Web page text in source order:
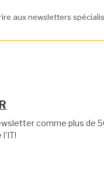
aux newsletters
comme plus de
l'IT!